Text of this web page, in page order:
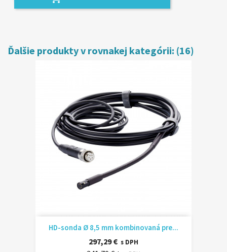
Ďalšie produkty v rovnakej kategórii: (16)
HD-sonda Ø 8,5 mm kombinovaná pre...
297,29 € s DPH